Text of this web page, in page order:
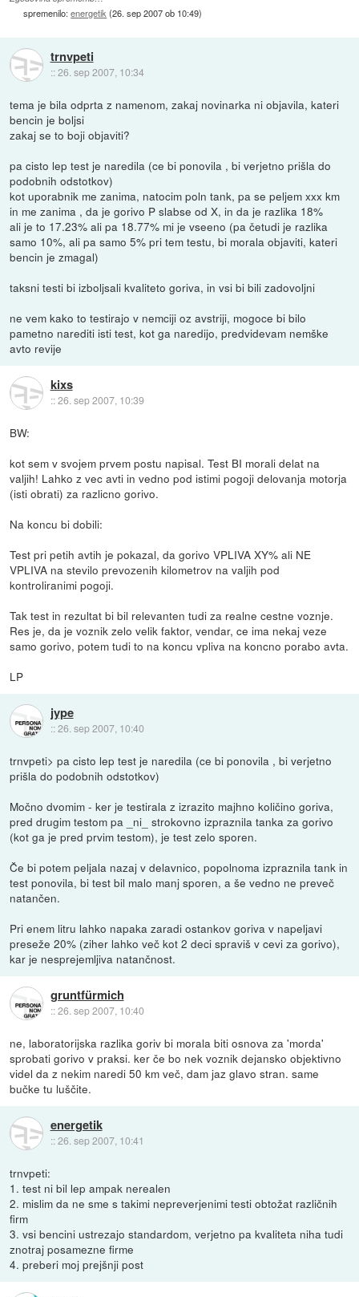
spremenilo:energetik (26. sep 2007 ob 10:49)
trnvpeti
::26. sep 2007, 10:34
tema je bila odprta z namenom, zakaj novinarka ni objavila, kateri
bencin je boljsi
zakaj se to boji objaviti?
pa cisto lep test je naredila (ce bi ponovila , bi verjetno prišla do
podobnih odstotkov)
kot uporabnik me zanima, natocim poln tank, pa se peljem xxx km
in me zanima , da je gorivo P slabse od X, in da je razlika 18%
ali je to 17.23% ali pa 18.77% mi je vseeno (pa četudi je razlika
samo 10%, ali pa samo 5% pri tem testu, bi morala objaviti, kateri
bencin je zmagal)
taksni testi bi izboljsali kvaliteto goriva, in vsi bi bili zadovoljni
ne vem kako to testirajo v nemciji oz avstriji, mogoce bi bilo
pametno narediti isti test, kot ga naredijo, predvidevam nemške
avto revije
kixs
::26. sep 2007, 10:39
BW:
kot sem v svojem prvem postu napisal. Test BI morali delat na
valjih! Lahko z vec avti in vedno pod istimi pogoji delovanja motorja
(isti obrati) za razlicno gorivo.
Na koncu bi dobili:
Test pri petih avtih je pokazal, da gorivo VPLIVA XY% ali NE
VPLIVA na stevilo prevozenih kilometrov na valjih pod
kontroliranimi pogoji.
Tak test in rezultat bi bil relevanten tudi za realne cestne voznje.
Res je, da je voznik zelo velik faktor, vendar, ce ima nekaj veze
samo gorivo, potem tudi to na koncu vpliva na koncno porabo avta.
LP
jype
::26. sep 2007, 10:40
trnvpeti> pa cisto lep test je naredila (ce bi ponovila , bi verjetno
prišla do podobnih odstotkov)
Močno dvomim - ker je testirala z izrazito majhno količino goriva,
pred drugim testom pa _ni_ strokovno izpraznila tanka za gorivo
(kot ga je pred prvim testom), je test zelo sporen.
Če bi potem peljala nazaj v delavnico, popolnoma izpraznila tank in
test ponovila, bi test bil malo manj sporen, a še vedno ne preveč
natančen.
Pri enem litru lahko napaka zaradi ostankov goriva v napeljavi
preseže 20% (ziher lahko več kot 2 deci spraviš v cevi za gorivo),
kar je nesprejemljiva natančnost.
gruntfürmich
::26. sep 2007, 10:40
ne, laboratorijska razlika goriv bi morala biti osnova za 'morda'
sprobati gorivo v praksi. ker če bo nek voznik dejansko objektivno
videl da z nekim naredi 50 km več, dam jaz glavo stran. same
bučke tu luščite.
energetik
::26. sep 2007, 10:41
trnvpeti:
1. test ni bil lep ampak nerealen
2. mislim da ne sme s takimi nepreverjenimi testi obtožat različnih
firm
3. vsi bencini ustrezajo standardom, verjetno pa kvaliteta niha tudi
znotraj posamezne firme
4. preberi moj prejšnji post